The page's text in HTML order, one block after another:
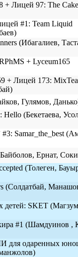
+ Лицей 97: The
#1: Team Liquid
(Ибагалиев,
+ Lyceum165
+ Лицей 173:
Гулямов,
(Бекетаева,
Samar_the_best
Ернат,
(Толеген,
(Солдатбай,
детей: SKET
#1 (Шамдуинов ,
для одаренных